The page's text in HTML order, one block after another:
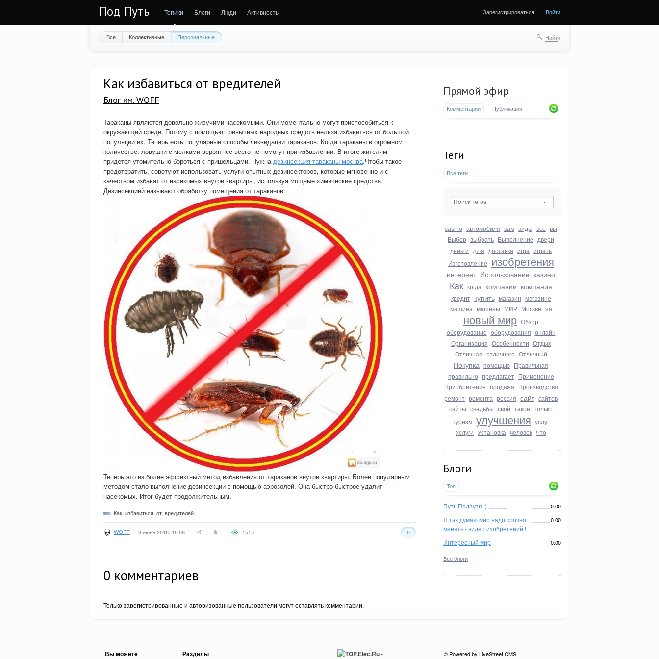
Под Путь Топики Блоги Люди Активность Зарегистрироваться Войти
Все Коллективные Персональные Найти
Прямой эфир
Комментарии Публикации
Теги
Все теги
casino автомобиля вам виды все вы
Выбор выбрать Выполнение двери
деньги для доставка игра играть
Изготовление изобретения
интернет Использование казино
Как когда компании компания
кредит купить магазин магазине
машина машины МИР Москве на
новый мир Обзор
оборудование оборудования онлайн
Организация Особенности Отдых
Отличная отличного Отличный
Покупка помощью Правильная
правильно предлагает Применение
Приобретение продажа Производство
ремонт ремонта россия сайт сайтов
сайты свадьбы свой такое только
туризм улучшения услуг
Услуги Установка человек Что
Блоги
Топ
Путь Подпутя :) 0.00
Я так думаю мир надо срочно
менять - видео изобретений !
0.00
Интересный мир 0.00
Все блоги
Как избавиться от вредителей
Блог им. WOFF
Тараканы являются довольно живучими насекомыми. Они моментально могут приспособиться к
окружающей среде. Потому с помощью привычных народных средств нельзя избавиться от большой
популяции их. Теперь есть популярные способы ликвидации тараканов. Когда тараканы в огромном
количестве, ловушки с мелками вероятнее всего не помогут при избавлении. В итоге жителям
придется утомительно бороться с пришельцами. Нужнадезинсекция тараканы москва.Чтобы такое
предотвратить, советуют использовать услуги опытных дезинсекторов, которые мгновенно и с
качеством избавят от насекомых внутри квартиры, используя мощные химические средства.
Дезинсекцией называют обработку помещения от тараканов.
Теперь это из более эффектный метод избавления от тараканов внутри квартиры. Более популярным
методом стало выполнение дезинсекции с помощью аэрозолей. Она быстро быстрое удалит
насекомых. Итог будет продолжительным.
Как избавиться от вредителей
WOFF 3 июня 2018, 18:08 0
1515
0 комментариев
Только зарегистрированные и авторизованные пользователи могут оставлять комментарии.
Вы можете Разделы © Powered by LiveStreet CMS